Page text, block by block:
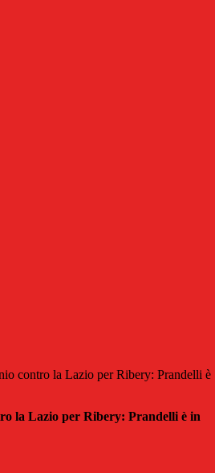
contro la Lazio per Ribery: Prandelli è
la Lazio per Ribery: Prandelli è in